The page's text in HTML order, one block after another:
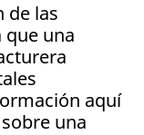
de las
una
aquí
una